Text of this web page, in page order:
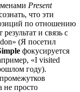
Present
что эти
по отношению
и связь с
(Я посетил
фокусируется
«I visited
году).
не просто